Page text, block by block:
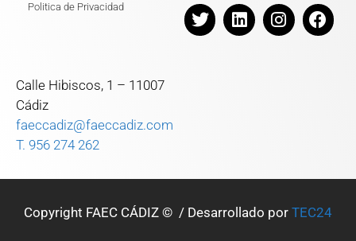
Politica de Privacidad
Calle Hibiscos, 1 – 11007
Cádiz
faeccadiz@faeccadiz.com
T. 956 274 262
Copyright FAEC CÁDIZ © / Desarrollado por TEC24